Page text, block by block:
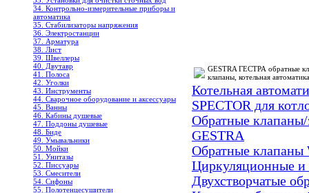
34. Контрольно-измерительные приборы и
автоматика
35. Стабилизаторы напряжения
36. Электростанции
37. Арматура
38. Лист
39. Швеллеры
40. Двутавр
41. Полоса
42. Уголки
43. Инструменты
44. Сварочное оборудование и аксессуары
45. Ванны
46. Кабины душевые
47. Поддоны душевые
48. Биде
49. Умывальники
50. Мойки
51. Унитазы
52. Писсуары
53. Смесители
54. Сифоны
55. Полотенцесушители
GESTRA ГЕСТРА обратные
клапаны, котельная
Котельная
SPECTOR для
Обратные
GESTRA
Обратные клапаны
Циркуляционные и
Двухстворчатые